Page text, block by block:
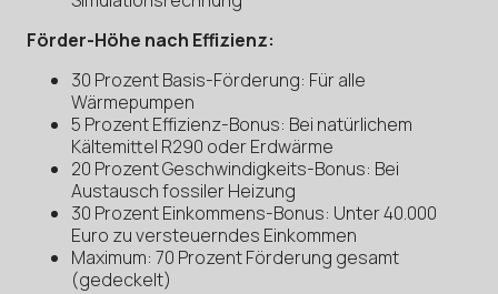
Förder-Höhe nach Effizienz:
30 Prozent Basis-Förderung: Für alle
Wärmepumpen
5 Prozent Effizienz-Bonus: Bei natürlichem
Kältemittel R290 oder Erdwärme
20 Prozent Geschwindigkeits-Bonus: Bei
Austausch fossiler Heizung
30 Prozent Einkommens-Bonus: Unter 40.000
Euro zu versteuerndes Einkommen
Maximum: 70 Prozent Förderung gesamt
(gedeckelt)